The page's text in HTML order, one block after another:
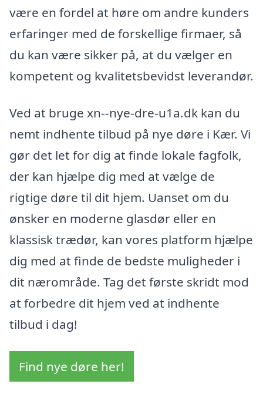
være en fordel at høre om andre kunders
erfaringer med de forskellige firmaer, så
du kan være sikker på, at du vælger en
kompetent og kvalitetsbevidst leverandør.
Ved at bruge xn--nye-dre-u1a.dk kan du
nemt indhente tilbud på nye døre i Kær. Vi
gør det let for dig at finde lokale fagfolk,
der kan hjælpe dig med at vælge de
rigtige døre til dit hjem. Uanset om du
ønsker en moderne glasdør eller en
klassisk trædør, kan vores platform hjælpe
dig med at finde de bedste muligheder i
dit nærområde. Tag det første skridt mod
at forbedre dit hjem ved at indhente
tilbud i dag!
Find nye døre her!